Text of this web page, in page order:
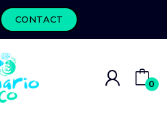
CONTACT
0